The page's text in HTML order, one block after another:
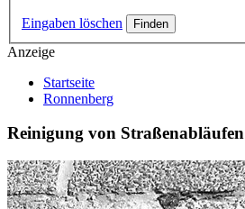
Eingaben löschen
Anzeige
Startseite
Ronnenberg
Reinigung von Straßenabläufen